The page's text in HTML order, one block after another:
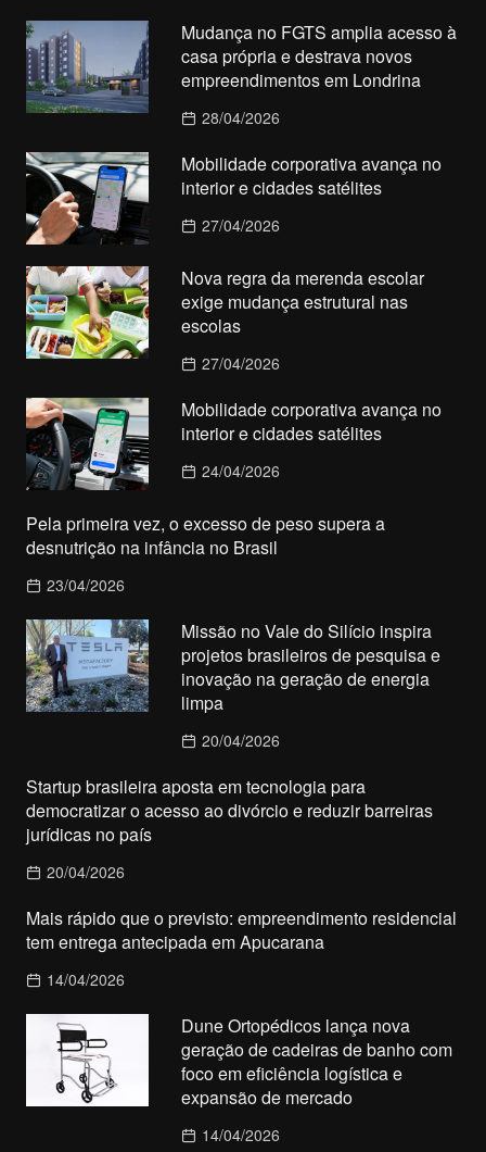
Mudança no FGTS amplia acesso à
casa própria e destrava novos
empreendimentos em Londrina
28/04/2026
Mobilidade corporativa avança no
interior e cidades satélites
27/04/2026
Nova regra da merenda escolar
exige mudança estrutural nas
escolas
27/04/2026
Mobilidade corporativa avança no
interior e cidades satélites
24/04/2026
Pela primeira vez, o excesso de peso supera a
desnutrição na infância no Brasil
23/04/2026
Missão no Vale do Silício inspira
projetos brasileiros de pesquisa e
inovação na geração de energia
limpa
20/04/2026
Startup brasileira aposta em tecnologia para
democratizar o acesso ao divórcio e reduzir barreiras
jurídicas no país
20/04/2026
Mais rápido que o previsto: empreendimento residencial
tem entrega antecipada em Apucarana
14/04/2026
Dune Ortopédicos lança nova
geração de cadeiras de banho com
foco em eficiência logística e
expansão de mercado
14/04/2026